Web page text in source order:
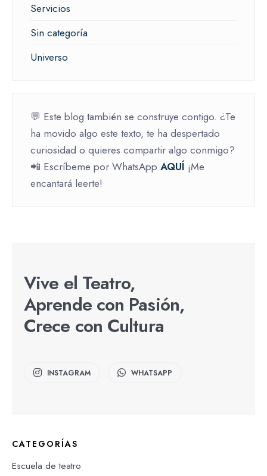
Servicios
Sin categoría
Universo
💬 Este blog también se construye contigo. ¿Te
ha movido algo este texto, te ha despertado
curiosidad o quieres compartir algo conmigo?
📲 Escríbeme por WhatsApp AQUÍ ¡Me
encantará leerte!
Vive el Teatro,
Aprende con Pasión,
Crece con Cultura
INSTAGRAM WHATSAPP
CATEGORÍAS
Escuela de teatro